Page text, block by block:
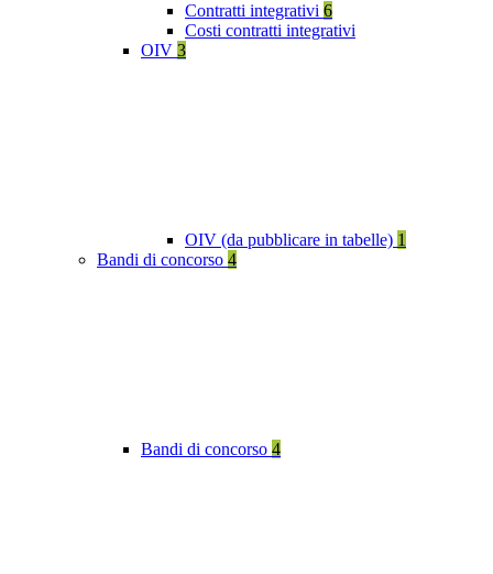
Contratti integrativi 6
Costi contratti integrativi
OIV 3
OIV (da pubblicare in tabelle) 1
Bandi di concorso 4
Bandi di concorso 4